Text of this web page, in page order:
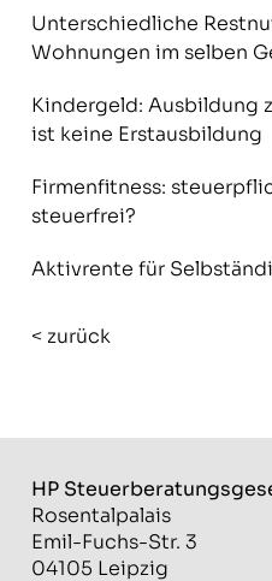
Unterschiedliche
Wohnungen im selben
Kindergeld: Ausbildung
ist keine Erstausbildung
Firmenfitness:
steuerfrei?
Aktivrente für
< zurück
HP
Rosentalpalais
Emil-Fuchs-Str. 3
04105 Leipzig